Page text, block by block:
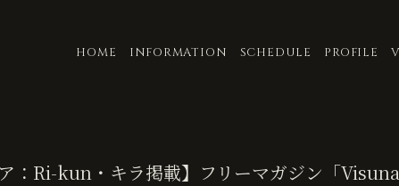
HOME INFORMATION SCHEDULE PROFILE
ア：Ri-kun・キラ掲載】フリーマガジン「